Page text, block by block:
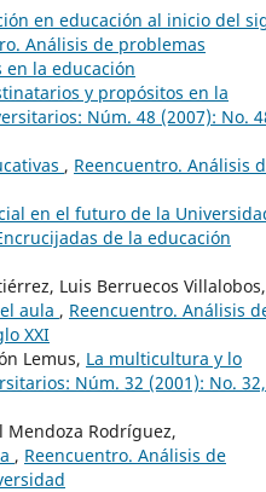
en educación al inicio del
Análisis de problemas
en la educación
y propósitos en la
Núm. 48 (2007): No.
, Reencuentro. Análisis
en el futuro de la
de la educación
Luis Berruecos Villalobos,
aula , Reencuentro. Análisis
XXI
Lemus, La multicultura y lo
Núm. 32 (2001): No. 32,
Mendoza Rodríguez,
, Reencuentro. Análisis de